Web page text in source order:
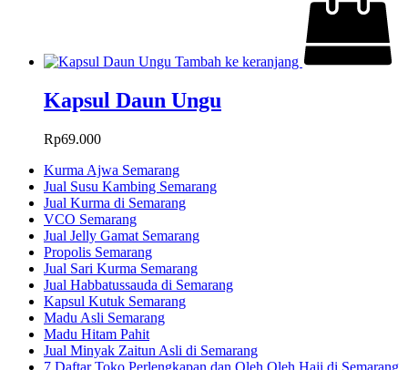
Tambah ke keranjang
Kapsul Daun Ungu
Rp69.000
Kurma Ajwa Semarang
Jual Susu Kambing Semarang
Jual Kurma di Semarang
VCO Semarang
Jual Jelly Gamat Semarang
Propolis Semarang
Jual Sari Kurma Semarang
Jual Habbatussauda di Semarang
Kapsul Kutuk Semarang
Madu Asli Semarang
Madu Hitam Pahit
Jual Minyak Zaitun Asli di Semarang
7 Daftar Toko Perlengkapan dan Oleh Oleh Haji di Semarang